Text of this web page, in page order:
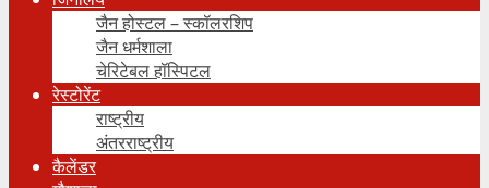
जैन होस्टल – स्कॉलरशिप
जैन धर्मशाला
चेरिटेबल हॉस्पिटल
रेस्टोरेंट
राष्ट्रीय
अंतरराष्ट्रीय
कैलेंडर